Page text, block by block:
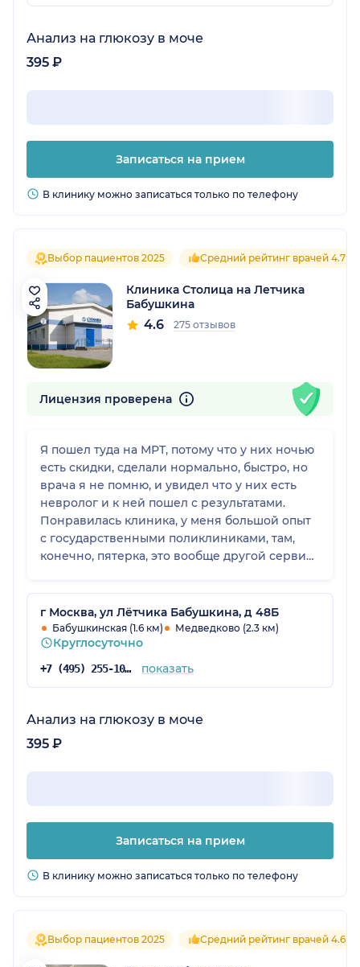
Анализ на глюкозу в моче
395 ₽
Записаться на прием
В клинику можно записаться только по телефону
Выбор пациентов 2025 Средний рейтинг врачей 4.7
Клиника Столица на Летчика
Бабушкина
4.6 275 отзывов
Лицензия проверена
Я пошел туда на МРТ, потому что у них ночью
есть скидки, сделали нормально, быстро, но
врача я не помню, и увидел что у них есть
невролог и к ней пошел с результатами.
Понравилась клиника, у меня большой опыт
с государственными поликлиниками, там,
конечно, пятерка, это вообще другой сервис:
г Москва, ул Лётчика Бабушкина, д 48Б
Бабушкинская (1.6 км) Медведково (2.3 км)
Круглосуточно
+7 (495) 255-10-78 показать
Анализ на глюкозу в моче
395 ₽
Записаться на прием
В клинику можно записаться только по телефону
Выбор пациентов 2025 Средний рейтинг врачей 4.6